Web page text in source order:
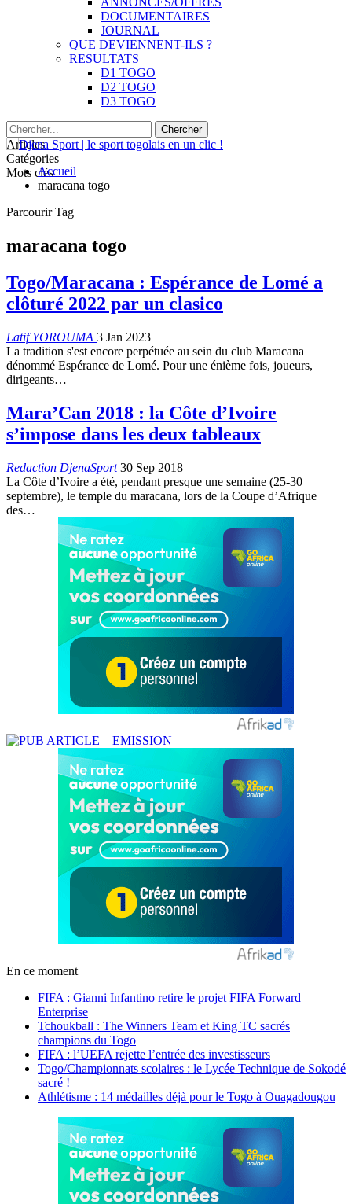
DOCUMENTAIRES
JOURNAL
QUE DEVIENNENT-ILS ?
RESULTATS
D1 TOGO
D2 TOGO
D3 TOGO
Articles
Catégories
Mots clésAccueil
maracana togo
Parcourir Tag
maracana togo
Togo/Maracana : Espérance de Lomé a
clôturé 2022 par un clasico
Latif YOROUMA 3 Jan 2023
La tradition s'est encore perpétuée au sein du club Maracana
dénommé Espérance de Lomé. Pour une énième fois, joueurs,
dirigeants…
Mara’Can 2018 : la Côte d’Ivoire
s’impose dans les deux tableaux
Redaction DjenaSport30 Sep 2018
La Côte d’Ivoire a été, pendant presque une semaine (25-30
septembre), le temple du maracana, lors de la Coupe d’Afrique
des…
En ce moment
FIFA : Gianni Infantino retire le projet FIFA Forward
Enterprise
Tchoukball : The Winners Team et King TC sacrés
champions du Togo
FIFA : l’UEFA rejette l’entrée des investisseurs
Togo/Championnats scolaires : le Lycée Technique de Sokodé
sacré !
Athlétisme : 14 médailles déjà pour le Togo à Ouagadougou